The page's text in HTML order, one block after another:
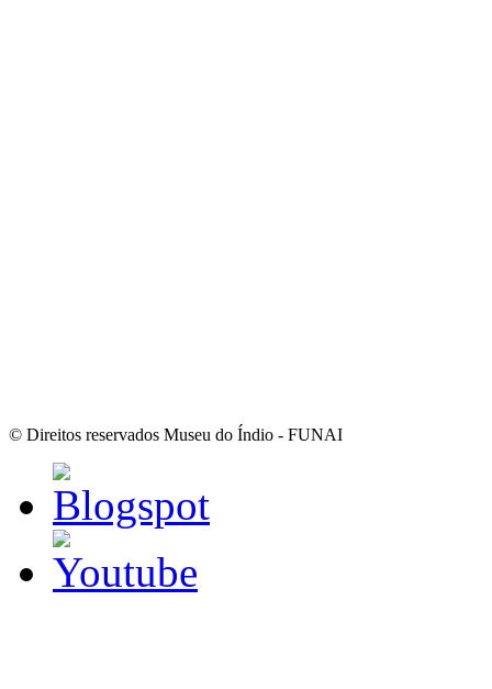
© Direitos reservados Museu do Índio - FUNAI